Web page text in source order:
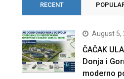
RECENT
August 5,
ČAČAK
Donja i
moderno